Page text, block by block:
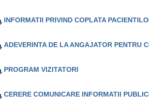
INFORMATII PRIVIND COPLATA
ADEVERINTA DE LA ANGAJATOR PENTRU
PROGRAM VIZITATORI
CERERE COMUNICARE INFORMATII